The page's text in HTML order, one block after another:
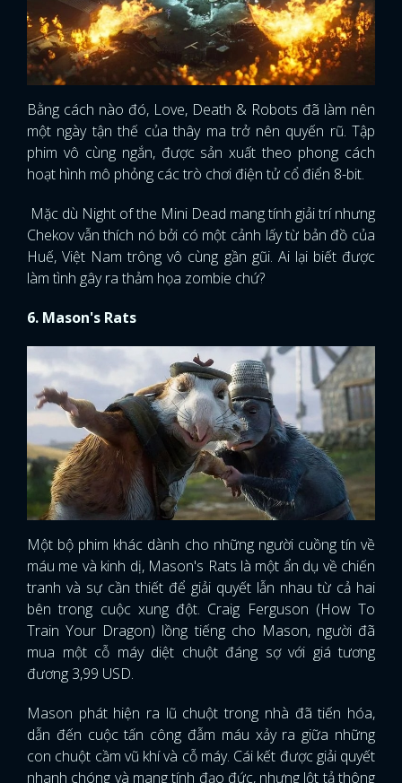
Bằng cách nào đó, Love, Death & Robots đã làm nên
một ngày tận thế của thây ma trở nên quyến rũ. Tập
phim vô cùng ngắn, được sản xuất theo phong cách
hoạt hình mô phỏng các trò chơi điện tử cổ điển 8-bit.
Mặc dù Night of the Mini Dead mang tính giải trí nhưng
Chekov vẫn thích nó bởi có một cảnh lấy từ bản đồ của
Huế, Việt Nam trông vô cùng gần gũi. Ai lại biết được
làm tình gây ra thảm họa zombie chứ?
6. Mason's Rats
Một bộ phim khác dành cho những người cuồng tín về
máu me và kinh dị, Mason's Rats là một ẩn dụ về chiến
tranh và sự cần thiết để giải quyết lẫn nhau từ cả hai
bên trong cuộc xung đột. Craig Ferguson (How To
Train Your Dragon) lồng tiếng cho Mason, người đã
mua một cỗ máy diệt chuột đáng sợ với giá tương
đương 3,99 USD.
Mason phát hiện ra lũ chuột trong nhà đã tiến hóa,
dẫn đến cuộc tấn công đẫm máu xảy ra giữa những
con chuột cầm vũ khí và cỗ máy. Cái kết được giải quyết
nhanh chóng và mang tính đạo đức, nhưng lột tả thông